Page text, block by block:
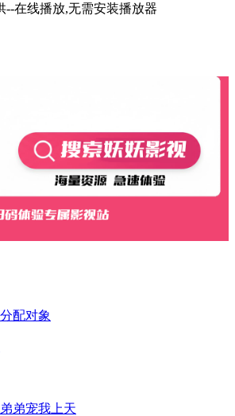
--在线播放,无需安装播放器
配对象
弟宠我上天